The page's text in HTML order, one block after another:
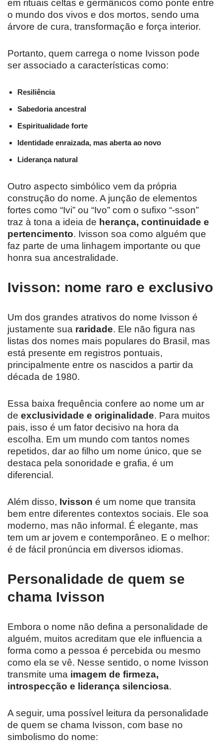
em rituais celtas e germânicos como ponte entre
o mundo dos vivos e dos mortos, sendo uma
árvore de cura, transformação e força interior.
Portanto, quem carrega o nome Ivisson pode
ser associado a características como:
Resiliência
Sabedoria ancestral
Espiritualidade forte
Identidade enraizada, mas aberta ao novo
Liderança natural
Outro aspecto simbólico vem da própria
construção do nome. A junção de elementos
fortes como “Ivi” ou “Ivo” com o sufixo “-sson”
traz à tona a ideia de herança, continuidade e
pertencimento. Ivisson soa como alguém que
faz parte de uma linhagem importante ou que
honra sua ancestralidade.
Ivisson: nome raro e exclusivo
Um dos grandes atrativos do nome Ivisson é
justamente sua raridade. Ele não figura nas
listas dos nomes mais populares do Brasil, mas
está presente em registros pontuais,
principalmente entre os nascidos a partir da
década de 1980.
Essa baixa frequência confere ao nome um ar
de exclusividade e originalidade. Para muitos
pais, isso é um fator decisivo na hora da
escolha. Em um mundo com tantos nomes
repetidos, dar ao filho um nome único, que se
destaca pela sonoridade e grafia, é um
diferencial.
Além disso, Ivisson é um nome que transita
bem entre diferentes contextos sociais. Ele soa
moderno, mas não informal. É elegante, mas
tem um ar jovem e contemporâneo. E o melhor:
é de fácil pronúncia em diversos idiomas.
Personalidade de quem se
chama Ivisson
Embora o nome não defina a personalidade de
alguém, muitos acreditam que ele influencia a
forma como a pessoa é percebida ou mesmo
como ela se vê. Nesse sentido, o nome Ivisson
transmite uma imagem de firmeza,
introspecção e liderança silenciosa.
A seguir, uma possível leitura da personalidade
de quem se chama Ivisson, com base no
simbolismo do nome: